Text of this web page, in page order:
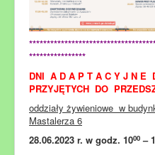
****************
DNI A D A P T A C Y J N E
PRZYJĘTYCH DO
oddziały żywieniowe w
Mastalerza 6
28.06.2023 r. w godz. 1000 –